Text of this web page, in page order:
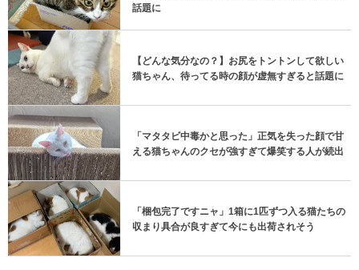
話題に
【どんな気分なの？】お尻をトントンして欲しい
猫ちゃん、待ってる時の顔が虚無すぎると話題に
「マタタビ中毒かと思った」正気を失った顔で甘
える猫ちゃんのクセが強すぎて爆笑する人が続出
「梱包完了ですニャ」1箱に1匹ずつ入る猫たちの
収まり具合が良すぎて今にも出荷されそう